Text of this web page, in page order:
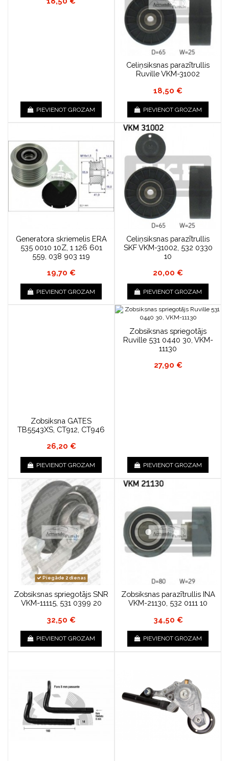
PIEVIENOT GROZAM
Celiņsiksnas parazītrullis
Ruville VKM-31002
18,50 €
PIEVIENOT GROZAM
Generatora skriemelis ERA
535 0010 10Z, 1 126 601
559, 038 903 119
19,70 €
PIEVIENOT GROZAM
Celiņsiksnas parazītrullis
SKF VKM-31002, 532 0330
10
20,00 €
PIEVIENOT GROZAM
Zobsiksna GATES
TB5543XS, CT912, CT946
26,20 €
PIEVIENOT GROZAM
Zobsiksnas spriegotājs
Ruville 531 0440 30, VKM-
11130
27,90 €
PIEVIENOT GROZAM
Piegāde 2 dienas
Zobsiksnas spriegotājs SNR
VKM-11115, 531 0399 20
32,50 €
PIEVIENOT GROZAM
Zobsiksnas parazītrullis INA
VKM-21130, 532 0111 10
34,50 €
PIEVIENOT GROZAM